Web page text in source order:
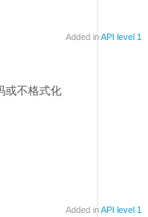
Added inAPI level 1
或不格式化
Added inAPI level 1